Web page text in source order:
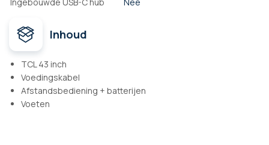
Inhoud
TCL 43 inch
Voedingskabel
Afstandsbediening + batterijen
Voeten